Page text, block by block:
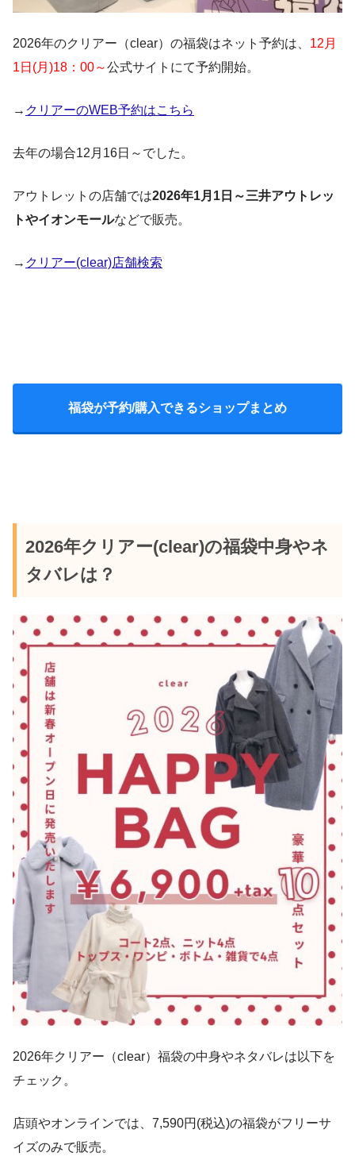
2026年のクリアー（clear）の福袋はネット予約は、 12月
1日(月)18：00～公式サイトにて予約開始。
→ クリアーのWEB予約はこちら
去年の場合12月16日～でした。
アウトレットの店舗では2026年1月1日～三井アウトレッ
トやイオンモールなどで販売。
→ クリアー(clear)店舗検索
福袋が予約/購入できるショップまとめ
2026年クリアー(clear)の福袋中身やネ
タバレは？
2026年クリアー（clear）福袋の中身やネタバレは以下を
チェック。
店頭やオンラインでは、7,590円(税込)の福袋がフリーサ
イズのみで販売。